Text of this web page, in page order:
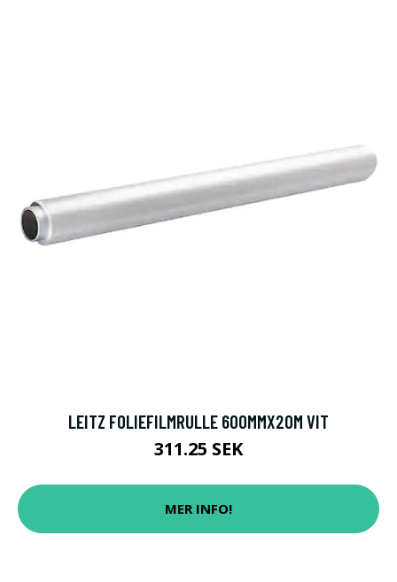
LEITZ FOLIEFILMRULLE 600MMX20M VIT
311.25 SEK
MER INFO!